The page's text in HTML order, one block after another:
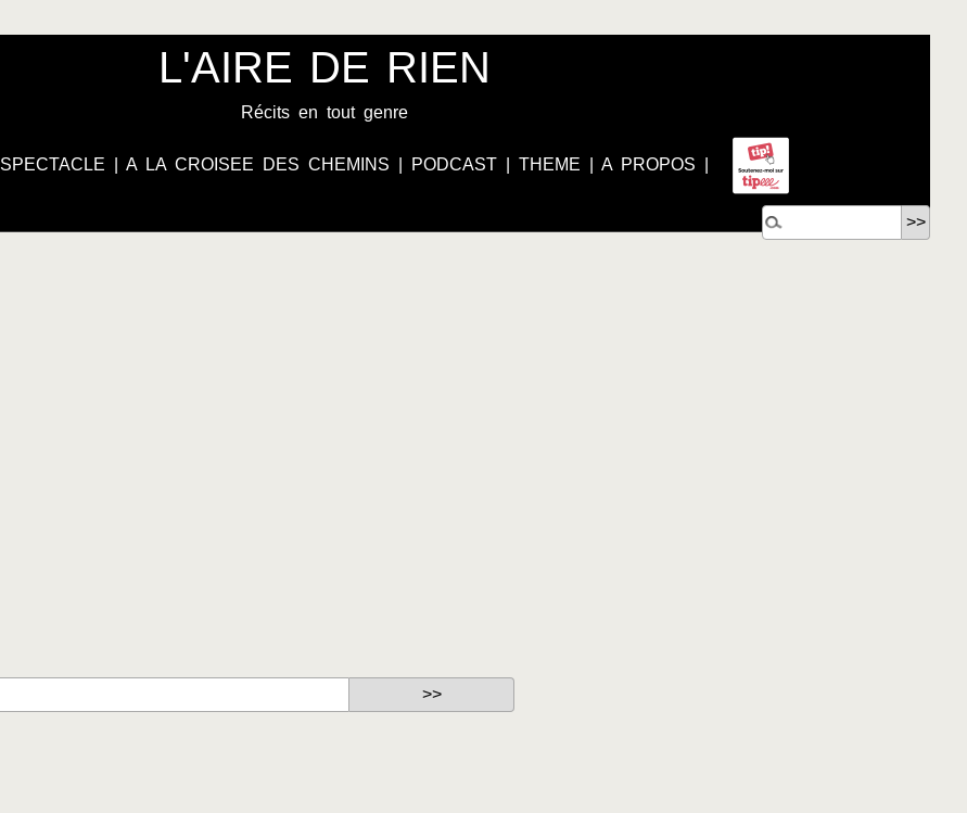
L'AIRE DE RIEN
Récits en tout genre
SPECTACLE |A LA CROISEE DES CHEMINS PODCAST |THEME A PROPOS